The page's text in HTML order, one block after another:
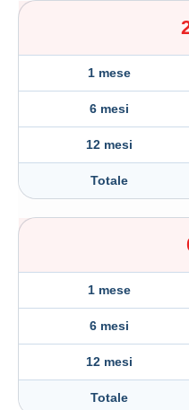
1 mese
6 mesi
12 mesi
Totale
1 mese
6 mesi
12 mesi
Totale